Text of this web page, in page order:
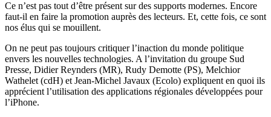
Ce n’est pas tout d’être présent sur des supports modernes. Encore
faut-il en faire la promotion auprès des lecteurs. Et, cette fois, ce sont
nos élus qui se mouillent.
On ne peut pas toujours critiquer l’inaction du monde politique
envers les nouvelles technologies. A l’invitation du groupe Sud
Presse, Didier Reynders (MR), Rudy Demotte (PS), Melchior
Wathelet (cdH) et Jean-Michel Javaux (Ecolo) expliquent en quoi ils
apprécient l’utilisation des applications régionales développées pour
l’iPhone.